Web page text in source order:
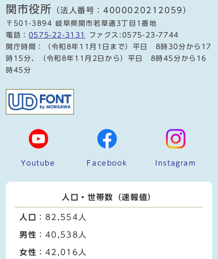
関市役所 （法人番号：4000020212059）
〒501-3894 岐阜県関市若草通3丁目1番地
電話： 0575-22-3131
ファクス:0575-23-7744
開庁時間：（令和8年11月1日まで）平日 8時30分から17
時15分、（令和8年11月2日から）平日 8時45分から16
時45分
Youtube Facebook Instagram
人口・世帯数（速報値）
人口 ：82,554人
男性 ：40,538人
女性 ：42,016人